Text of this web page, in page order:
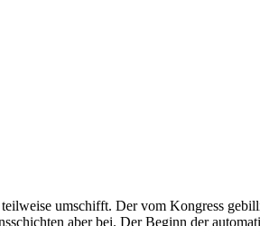
umschifft. Der vom Kongress
aber bei. Der Beginn der